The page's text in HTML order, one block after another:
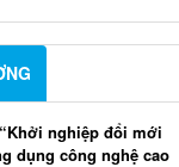
nghiệp đổi mới
dụng công nghệ cao